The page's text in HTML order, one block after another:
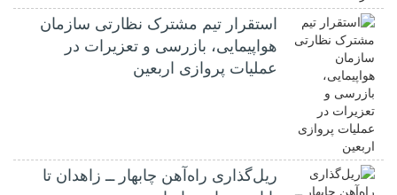
استقرار تیم مشترک نظارتی سازمان
هواپیمایی، بازرسی و تعزیرات در
عملیات پروازی اربعین
ریل‌گذاری راه‌آهن چابهار ــ زاهدان تا